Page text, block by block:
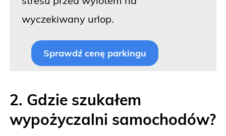
wyczekiwany urlop.
Sprawdź cenę parkingu
2. Gdzie szukałem
wypożyczalni samochodów?